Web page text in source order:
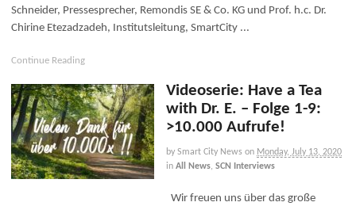
Schneider, Pressesprecher, Remondis SE & Co. KG und Prof. h.c. Dr.
Chirine Etezadzadeh, Institutsleitung, SmartCity ...
Continue Reading
Videoserie: Have a Tea
with Dr. E. – Folge 1-9:
>10.000 Aufrufe!
by Smart City News on Monday, July 13, 2020
in All News, SCN Interviews
Wir freuen uns über das große